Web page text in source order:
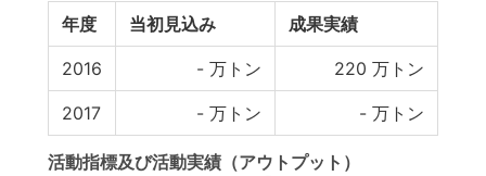
年度
当初見込み 成果実績
2016 - 万トン 220 万トン
2017 - 万トン - 万トン
活動指標及び活動実績 （アウトプット）